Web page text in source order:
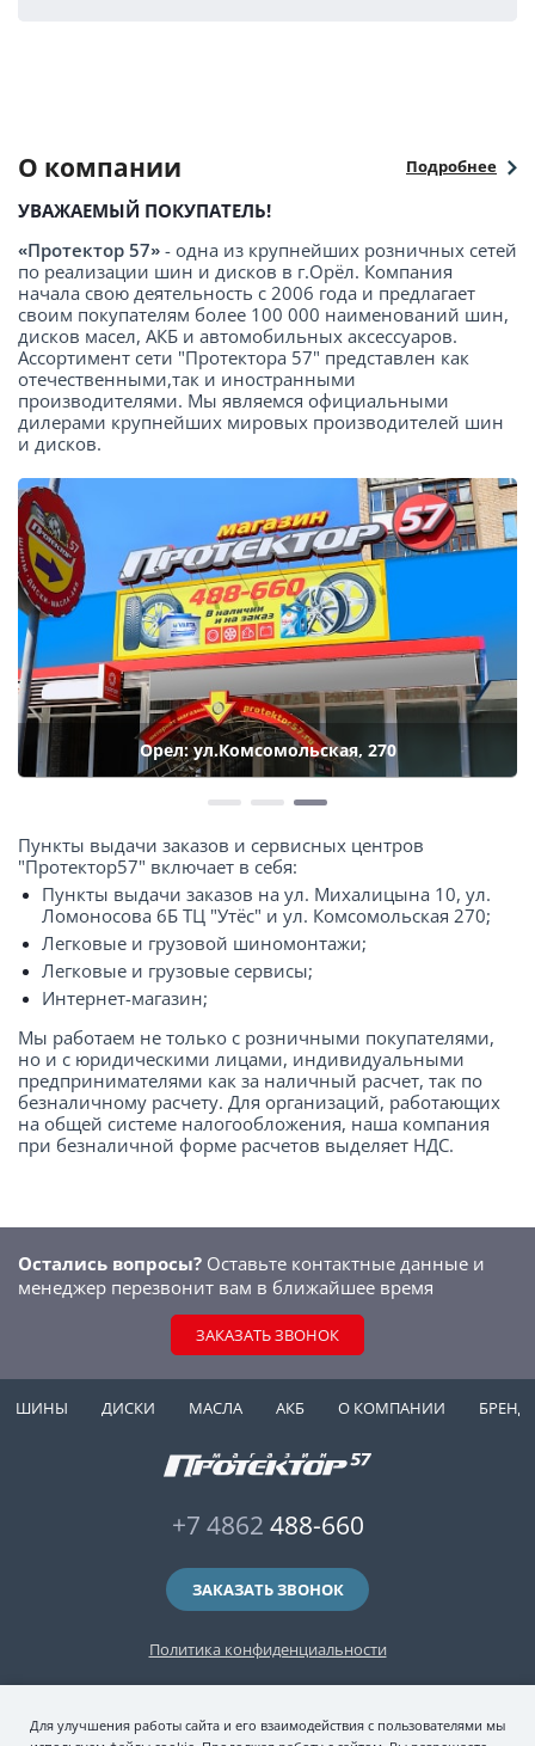
О компании Подробнее
Орел: ул.Комсомольская, 270
УВАЖАЕМЫЙ ПОКУПАТЕЛЬ!
«Протектор 57» - одна из крупнейших розничных сетей
по реализации шин и дисков в г.Орёл. Компания
начала свою деятельность с 2006 года и предлагает
своим покупателям более 100 000 наименований шин,
дисков масел, АКБ и автомобильных аксессуаров.
Ассортимент сети "Протектора 57" представлен как
отечественными,так и иностранными
производителями. Мы являемся официальными
дилерами крупнейших мировых производителей шин
и дисков.
Пункты выдачи заказов и сервисных центров
"Протектор57" включает в себя:
Пункты выдачи заказов на ул. Михалицына 10, ул.
Ломоносова 6Б ТЦ "Утёс" и ул. Комсомольская 270;
Легковые и грузовой шиномонтажи;
Легковые и грузовые сервисы;
Интернет-магазин;
Мы работаем не только с розничными покупателями,
но и с юридическими лицами, индивидуальными
предпринимателями как за наличный расчет, так по
безналичному расчету. Для организаций, работающих
на общей системе налогообложения, наша компания
при безналичной форме расчетов выделяет НДС.
Остались вопросы? Оставьте контактные данные и
менеджер перезвонит вам в ближайшее время
ЗАКАЗАТЬ ЗВОНОК
ШИНЫ ДИСКИ МАСЛА АКБ О КОМПАНИИ
Политика конфиденциальности
+7 4862 488-660
ЗАКАЗАТЬ ЗВОНОК
2006-2026 © интернет-магазин "Протектор 57" — автомобильные шины
(зимние и летние шины), колесные диски, шиномонтаж и хранение шин.
Для улучшения работы сайта и его взаимодействия с пользователями мы